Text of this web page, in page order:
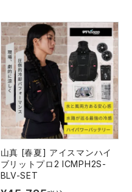
山真 [春夏] アイスマンハイ
ブリットプロ2 ICMPH2S-
BLV-SET